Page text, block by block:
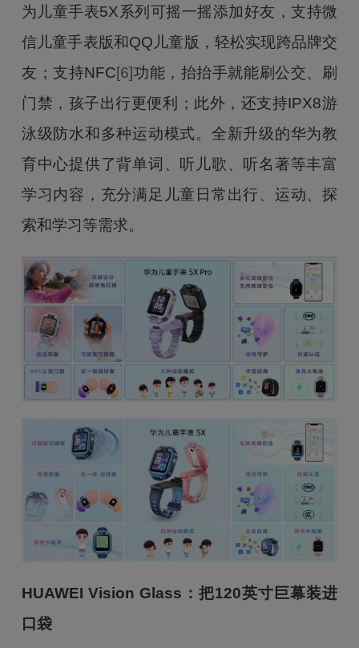
为儿童手表5X系列可摇一摇添加好友，支持微
信儿童手表版和QQ儿童版，轻松实现跨品牌交
友；支持NFC[6]功能，抬抬手就能刷公交、刷
门禁，孩子出行更便利；此外，还支持IPX8游
泳级防水和多种运动模式。全新升级的华为教
育中心提供了背单词、听儿歌、听名著等丰富
学习内容，充分满足儿童日常出行、运动、探
索和学习等需求。
HUAWEI Vision Glass ：把120英寸巨幕装进
口袋